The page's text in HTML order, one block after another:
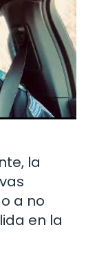
la
a no
en la